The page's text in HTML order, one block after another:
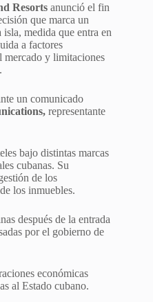
Resorts anunció el fin
que marca un
medida que entra en
a factores
mercado y limitaciones
un comunicado
representante
bajo distintas marcas
cubanas. Su
de los
los inmuebles.
después de la entrada
por el gobierno de
económicas
al Estado cubano.